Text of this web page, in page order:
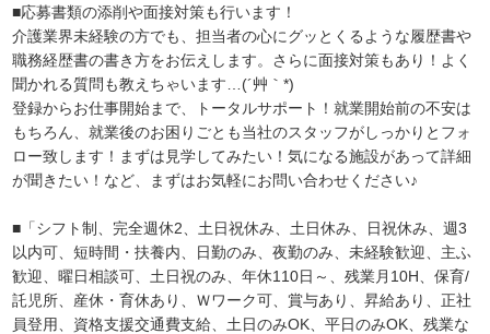
■応募書類の添削や面接対策も行います！
介護業界未経験の方でも、担当者の心にグッとくるような履歴書や
職務経歴書の書き方をお伝えします。さらに面接対策もあり！よく
聞かれる質問も教えちゃいます…(´艸｀*)
登録からお仕事開始まで、トータルサポート！就業開始前の不安は
もちろん、就業後のお困りごとも当社のスタッフがしっかりとフォ
ロー致します！まずは見学してみたい！気になる施設があって詳細
が聞きたい！など、まずはお気軽にお問い合わせください♪
■「シフト制、完全週休2、土日祝休み、土日休み、日祝休み、週3
以内可、短時間・扶養内、日勤のみ、夜勤のみ、未経験歓迎、主ふ
歓迎、曜日相談可、土日祝のみ、年休110日～、残業月10H、保育/
託児所、産休・育休あり、Ｗワーク可、賞与あり、昇給あり、正社
員登用、資格支援交通費支給、土日のみOK、平日のみOK、残業な